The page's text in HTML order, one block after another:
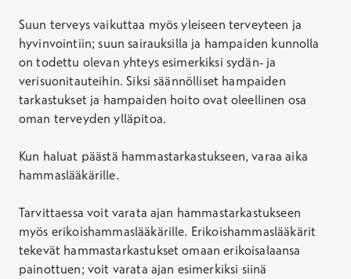
Suun terveys vaikuttaa myös yleiseen terveyteen ja
hyvinvointiin; suun sairauksilla ja hampaiden kunnolla
on todettu olevan yhteys esimerkiksi sydän- ja
verisuonitauteihin. Siksi säännölliset hampaiden
tarkastukset ja hampaiden hoito ovat oleellinen osa
oman terveyden ylläpitoa.
Kun haluat päästä hammastarkastukseen, varaa aika
hammaslääkärille.
Tarvittaessa voit varata ajan hammastarkastukseen
myös erikoishammaslääkärille. Erikoishammaslääkärit
tekevät hammastarkastukset omaan erikoisalaansa
painottuen; voit varata ajan esimerkiksi siinä